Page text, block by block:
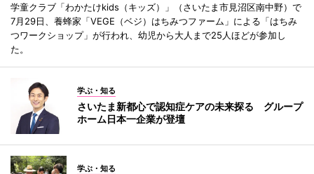
学童クラブ「わかたけkids（キッズ）」（さいたま市見沼区南中野）で
7月29日、養蜂家「VEGE（ベジ）はちみつファーム」による「はちみ
つワークショップ」が行われ、幼児から大人まで25人ほどが参加し
た。
学ぶ・知る
さいたま新都心で認知症ケアの未来探る グループ
ホーム日本一企業が登壇
学ぶ・知る